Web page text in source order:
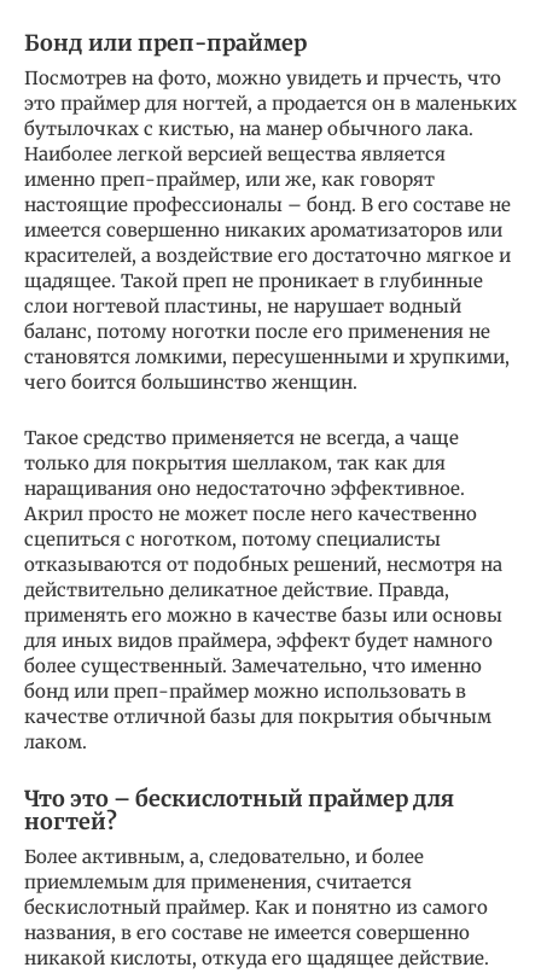
Бонд или преп-праймер
Посмотрев на фото, можно увидеть и прчесть, что
это праймер для ногтей, а продается он в маленьких
бутылочках с кистью, на манер обычного лака.
Наиболее легкой версией вещества является
именно преп-праймер, или же, как говорят
настоящие профессионалы – бонд. В его составе не
имеется совершенно никаких ароматизаторов или
красителей, а воздействие его достаточно мягкое и
щадящее. Такой преп не проникает в глубинные
слои ногтевой пластины, не нарушает водный
баланс, потому ноготки после его применения не
становятся ломкими, пересушенными и хрупкими,
чего боится большинство женщин.
Такое средство применяется не всегда, а чаще
только для покрытия шеллаком, так как для
наращивания оно недостаточно эффективное.
Акрил просто не может после него качественно
сцепиться с ноготком, потому специалисты
отказываются от подобных решений, несмотря на
действительно деликатное действие. Правда,
применять его можно в качестве базы или основы
для иных видов праймера, эффект будет намного
более существенный. Замечательно, что именно
бонд или преп-праймер можно использовать в
качестве отличной базы для покрытия обычным
лаком.
Что это – бескислотный праймер для
ногтей?
Более активным, а, следовательно, и более
приемлемым для применения, считается
бескислотный праймер. Как и понятно из самого
названия, в его составе не имеется совершенно
никакой кислоты, откуда его щадящее действие.